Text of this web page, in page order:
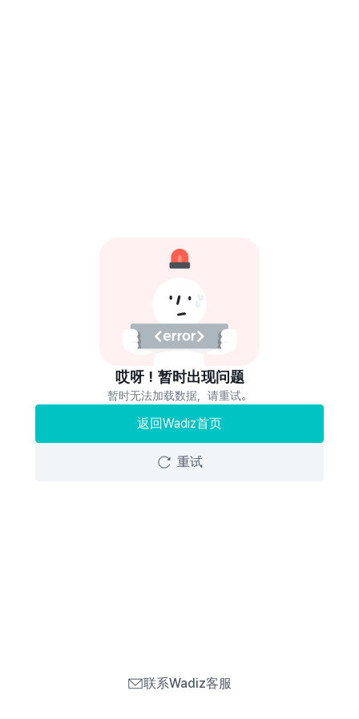
哎呀！暂时出现问题
暂时无法加载数据，请重试。
返回Wadiz首页
重试
联系Wadiz客服